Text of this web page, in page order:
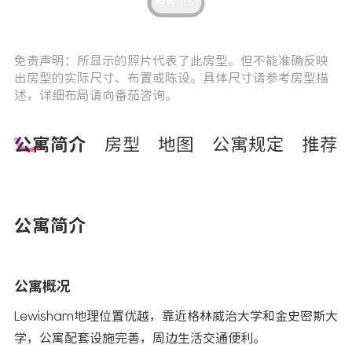
免责声明：所显示的照片代表了此房型。但不能准确反映
出房型的实际尺寸、布置或陈设。具体尺寸请参考房型描
述，详细布局请向番茄咨询。
公寓简介 房型 地图 公寓规定 推荐
公寓简介
公寓概况
Lewisham地理位置优越，靠近格林威治大学和金史密斯大
学，公寓配套设施完善，周边生活交通便利。